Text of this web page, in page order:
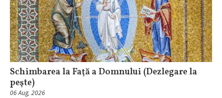
Schimbarea la Faţă a Domnului (Dezlegare la
peşte)
06 Aug, 2026